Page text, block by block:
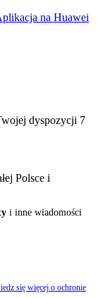
dyspozycji 7
Polsce i
i inne wiadomości
się więcej o ochronie